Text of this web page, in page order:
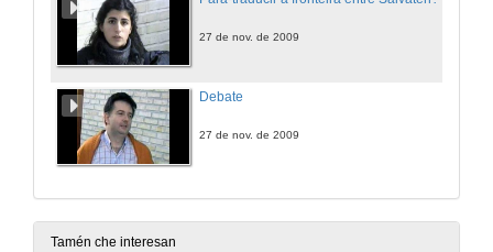
27 de nov. de 2009
Debate
27 de nov. de 2009
Tamén che interesan